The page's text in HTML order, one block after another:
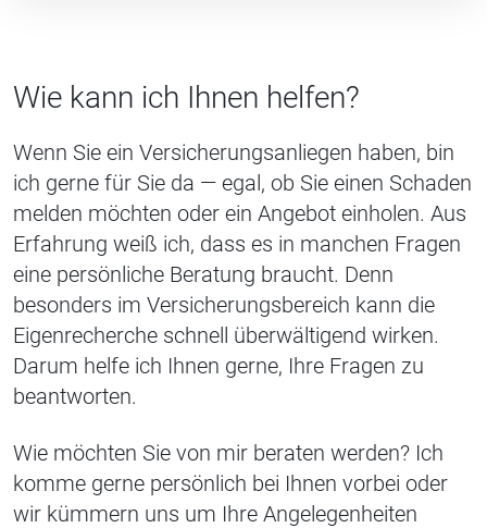
Wie kann ich Ihnen helfen?
Wenn Sie ein Versicherungsanliegen haben, bin
ich gerne für Sie da — egal, ob Sie einen Schaden
melden möchten oder ein Angebot einholen. Aus
Erfahrung weiß ich, dass es in manchen Fragen
eine persönliche Beratung braucht. Denn
besonders im Versicherungsbereich kann die
Eigenrecherche schnell überwältigend wirken.
Darum helfe ich Ihnen gerne, Ihre Fragen zu
beantworten.
Wie möchten Sie von mir beraten werden? Ich
komme gerne persönlich bei Ihnen vorbei oder
wir kümmern uns um Ihre Angelegenheiten